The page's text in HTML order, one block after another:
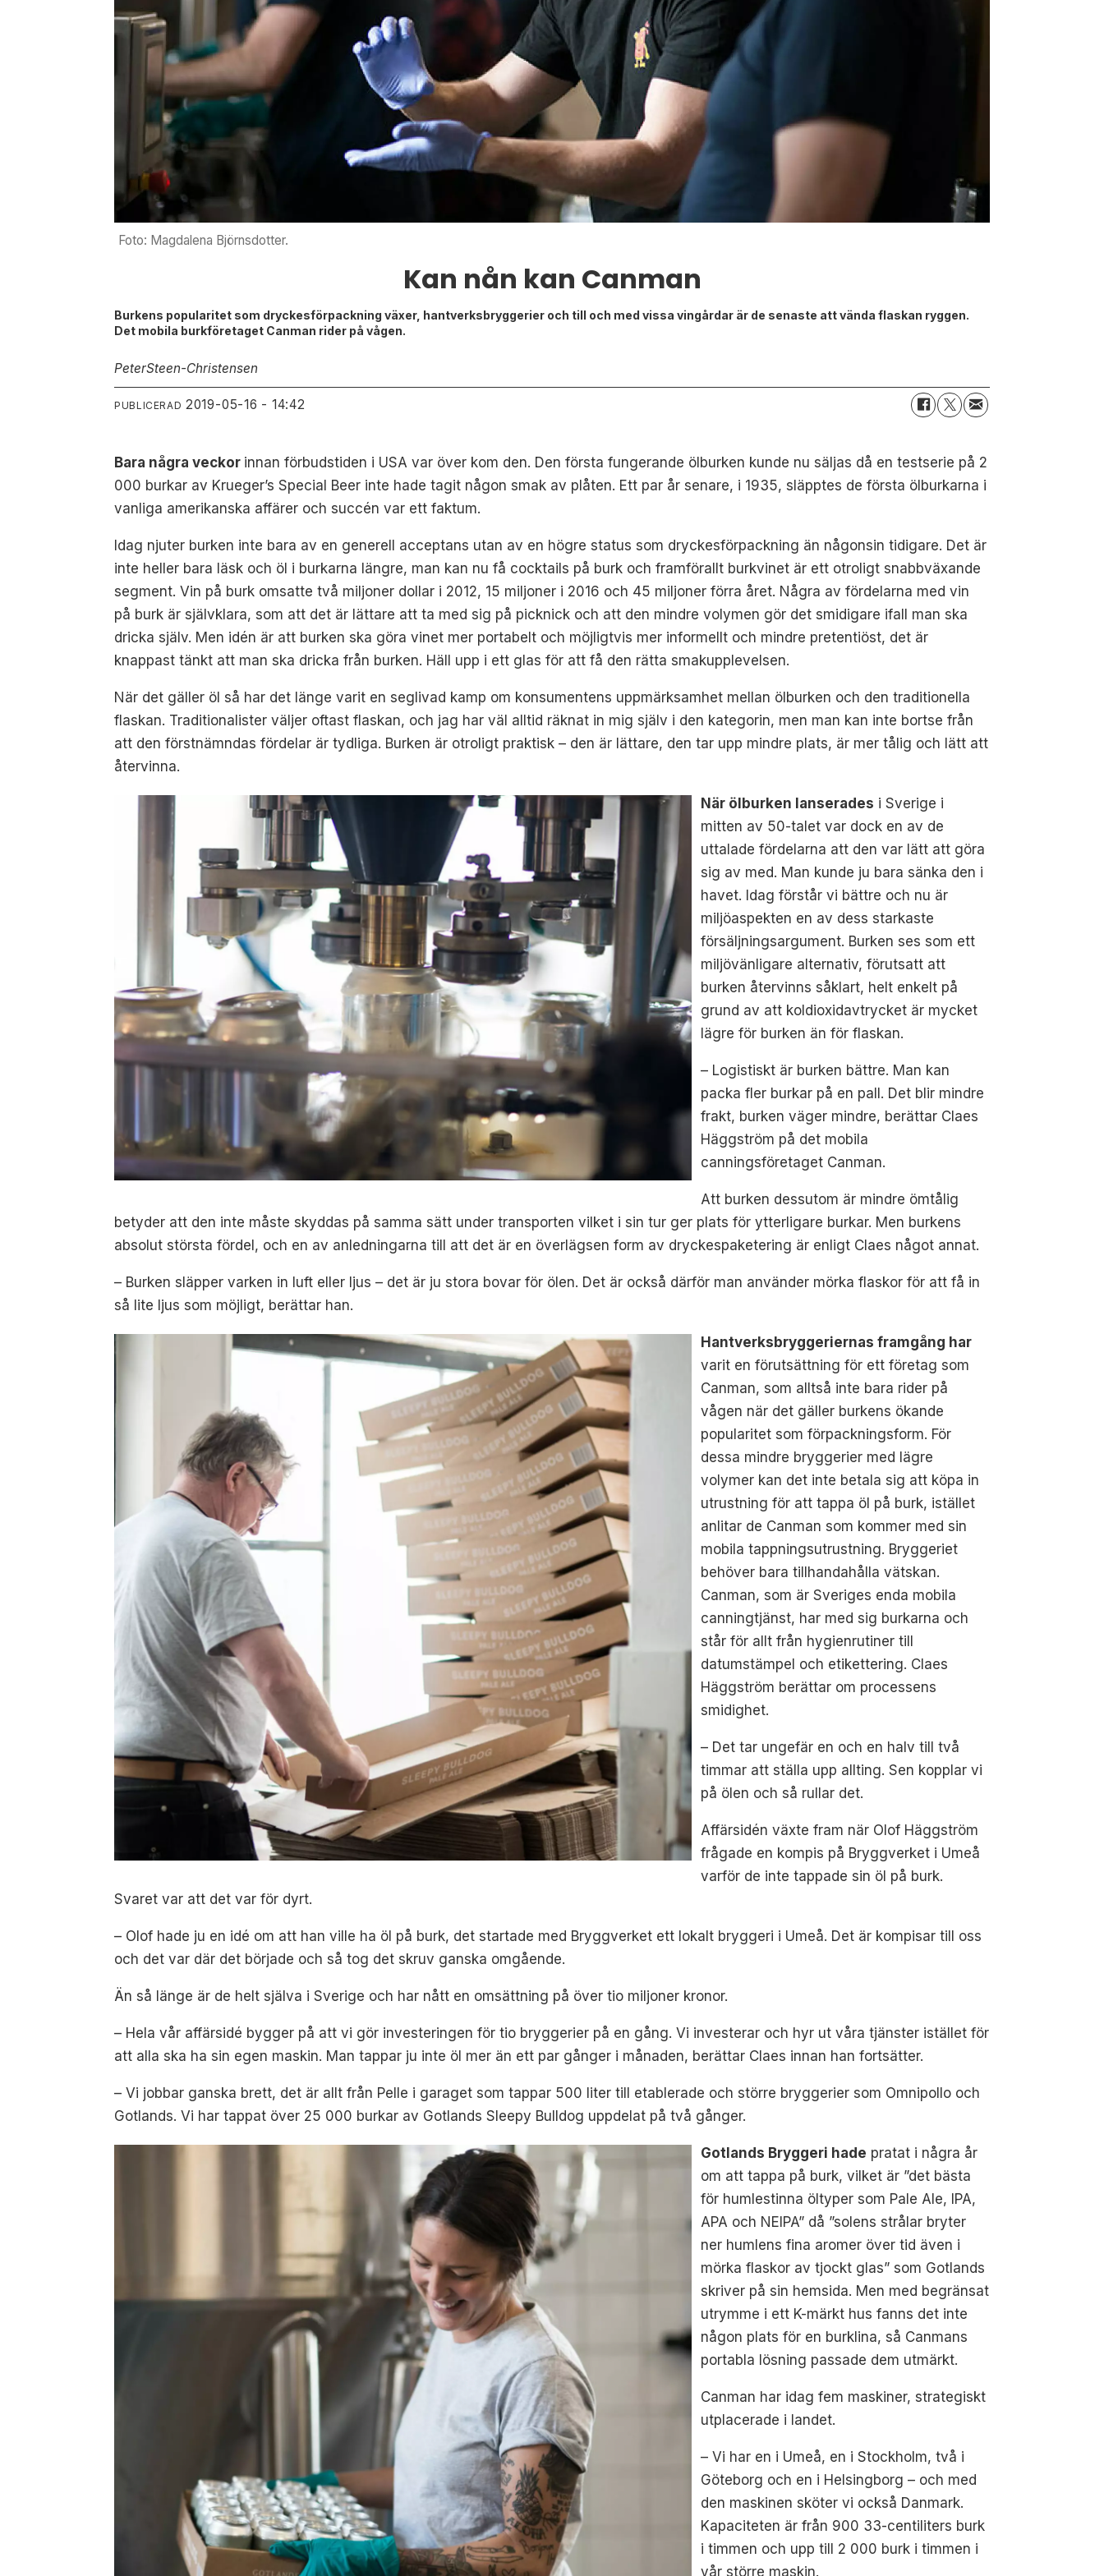
Foto: Magdalena Björnsdotter.
Kan nån kan Canman
Burkens popularitet som dryckesförpackning växer, hantverksbryggerier och till och med vissa vingårdar är de senaste att vända flaskan ryggen.
Det mobila burkföretaget Canman rider på vågen.
PeterSteen-Christensen
PUBLICERAD 2019-05-16 - 14:42
Bara några veckor innan förbudstiden i USA var över kom den. Den första fungerande ölburken kunde nu säljas då en testserie på 2
000 burkar av Krueger’s Special Beer inte hade tagit någon smak av plåten. Ett par år senare, i 1935, släpptes de första ölburkarna i
vanliga amerikanska affärer och succén var ett faktum.
Idag njuter burken inte bara av en generell acceptans utan av en högre status som dryckesförpackning än någonsin tidigare. Det är
inte heller bara läsk och öl i burkarna längre, man kan nu få cocktails på burk och framförallt burkvinet är ett otroligt snabbväxande
segment. Vin på burk omsatte två miljoner dollar i 2012, 15 miljoner i 2016 och 45 miljoner förra året. Några av fördelarna med vin
på burk är självklara, som att det är lättare att ta med sig på picknick och att den mindre volymen gör det smidigare ifall man ska
dricka själv. Men idén är att burken ska göra vinet mer portabelt och möjligtvis mer informellt och mindre pretentiöst, det är
knappast tänkt att man ska dricka från burken. Häll upp i ett glas för att få den rätta smakupplevelsen.
När det gäller öl så har det länge varit en seglivad kamp om konsumentens uppmärksamhet mellan ölburken och den traditionella
flaskan. Traditionalister väljer oftast flaskan, och jag har väl alltid räknat in mig själv i den kategorin, men man kan inte bortse från
att den förstnämndas fördelar är tydliga. Burken är otroligt praktisk – den är lättare, den tar upp mindre plats, är mer tålig och lätt att
återvinna.
När ölburken lanserades i Sverige i
mitten av 50-talet var dock en av de
uttalade fördelarna att den var lätt att göra
sig av med. Man kunde ju bara sänka den i
havet. Idag förstår vi bättre och nu är
miljöaspekten en av dess starkaste
försäljningsargument. Burken ses som ett
miljövänligare alternativ, förutsatt att
burken återvinns såklart, helt enkelt på
grund av att koldioxidavtrycket är mycket
lägre för burken än för flaskan.
– Logistiskt är burken bättre. Man kan
packa fler burkar på en pall. Det blir mindre
frakt, burken väger mindre, berättar Claes
Häggström på det mobila
canningsföretaget Canman.
Att burken dessutom är mindre ömtålig
betyder att den inte måste skyddas på samma sätt under transporten vilket i sin tur ger plats för ytterligare burkar. Men burkens
absolut största fördel, och en av anledningarna till att det är en överlägsen form av dryckespaketering är enligt Claes något annat.
– Burken släpper varken in luft eller ljus – det är ju stora bovar för ölen. Det är också därför man använder mörka flaskor för att få in
så lite ljus som möjligt, berättar han.
Hantverksbryggeriernas framgång har
varit en förutsättning för ett företag som
Canman, som alltså inte bara rider på
vågen när det gäller burkens ökande
popularitet som förpackningsform. För
dessa mindre bryggerier med lägre
volymer kan det inte betala sig att köpa in
utrustning för att tappa öl på burk, istället
anlitar de Canman som kommer med sin
mobila tappningsutrustning. Bryggeriet
behöver bara tillhandahålla vätskan.
Canman, som är Sveriges enda mobila
canningtjänst, har med sig burkarna och
står för allt från hygienrutiner till
datumstämpel och etikettering. Claes
Häggström berättar om processens
smidighet.
– Det tar ungefär en och en halv till två
timmar att ställa upp allting. Sen kopplar vi
på ölen och så rullar det.
Affärsidén växte fram när Olof Häggström
frågade en kompis på Bryggverket i Umeå
varför de inte tappade sin öl på burk.
Svaret var att det var för dyrt.
– Olof hade ju en idé om att han ville ha öl på burk, det startade med Bryggverket ett lokalt bryggeri i Umeå. Det är kompisar till oss
och det var där det började och så tog det skruv ganska omgående.
Än så länge är de helt själva i Sverige och har nått en omsättning på över tio miljoner kronor.
– Hela vår affärsidé bygger på att vi gör investeringen för tio bryggerier på en gång. Vi investerar och hyr ut våra tjänster istället för
att alla ska ha sin egen maskin. Man tappar ju inte öl mer än ett par gånger i månaden, berättar Claes innan han fortsätter.
– Vi jobbar ganska brett, det är allt från Pelle i garaget som tappar 500 liter till etablerade och större bryggerier som Omnipollo och
Gotlands. Vi har tappat över 25 000 burkar av Gotlands Sleepy Bulldog uppdelat på två gånger.
Gotlands Bryggeri hade pratat i några år
om att tappa på burk, vilket är ”det bästa
för humlestinna öltyper som Pale Ale, IPA,
APA och NEIPA” då ”solens strålar bryter
ner humlens fina aromer över tid även i
mörka flaskor av tjockt glas” som Gotlands
skriver på sin hemsida. Men med begränsat
utrymme i ett K-märkt hus fanns det inte
någon plats för en burklina, så Canmans
portabla lösning passade dem utmärkt.
Canman har idag fem maskiner, strategiskt
utplacerade i landet.
– Vi har en i Umeå, en i Stockholm, två i
Göteborg och en i Helsingborg – och med
den maskinen sköter vi också Danmark.
Kapaciteten är från 900 33-centiliters burk
i timmen och upp till 2 000 burk i timmen i
vår större maskin.